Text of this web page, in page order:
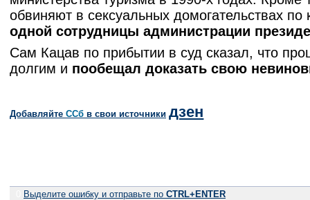
обвиняют в сексуальных домогательствах по
одной сотрудницы администрации
Сам Кацав по прибытии в суд сказал, что
долгим и пообещал доказать свою
Добавляйте CСб в свои источники дзен
Выделите ошибку и отправьте по CTRL+ENTER